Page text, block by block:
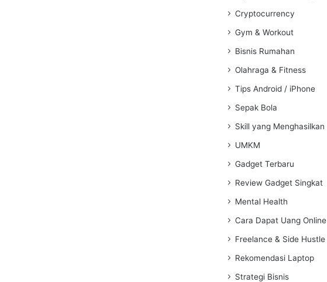
Cryptocurrency
Gym & Workout
Bisnis Rumahan
Olahraga & Fitness
Tips Android / iPhone
Sepak Bola
Skill yang Menghasilkan
UMKM
Gadget Terbaru
Review Gadget Singkat
Mental Health
Cara Dapat Uang Online
Freelance & Side Hustle
Rekomendasi Laptop
Strategi Bisnis